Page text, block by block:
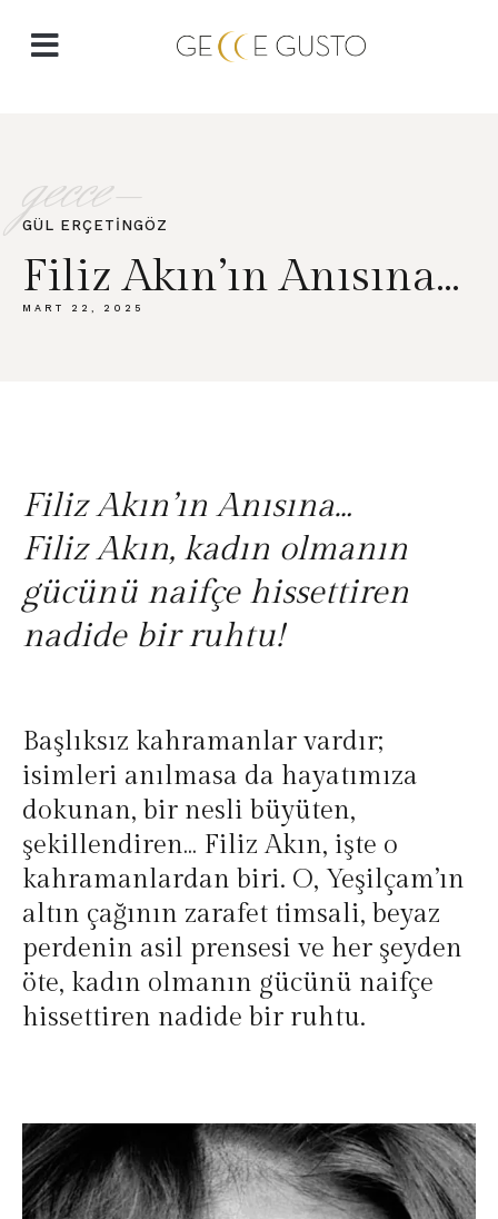
gecce-
GÜL ERÇETİNGÖZ​
Filiz Akın’ın Anısına…
MART 22, 2025
Filiz Akın’ın Anısına…
Filiz Akın, kadın olmanın
gücünü naifçe hissettiren
nadide bir ruhtu!
Başlıksız kahramanlar vardır;
isimleri anılmasa da hayatımıza
dokunan, bir nesli büyüten,
şekillendiren… Filiz Akın, işte o
kahramanlardan biri. O, Yeşilçam’ın
altın çağının zarafet timsali, beyaz
perdenin asil prensesi ve her şeyden
öte, kadın olmanın gücünü naifçe
hissettiren nadide bir ruhtu.